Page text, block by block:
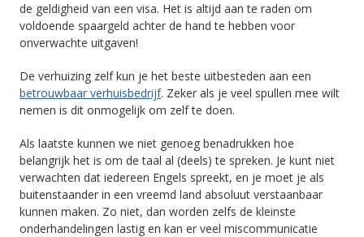
de geldigheid van een visa. Het is altijd aan te raden om
voldoende spaargeld achter de hand te hebben voor
onverwachte uitgaven!
De verhuizing zelf kun je het beste uitbesteden aan een
betrouwbaar verhuisbedrijf. Zeker als je veel spullen mee wilt
nemen is dit onmogelijk om zelf te doen.
Als laatste kunnen we niet genoeg benadrukken hoe
belangrijk het is om de taal al (deels) te spreken. Je kunt niet
verwachten dat iedereen Engels spreekt, en je moet je als
buitenstaander in een vreemd land absoluut verstaanbaar
kunnen maken. Zo niet, dan worden zelfs de kleinste
onderhandelingen lastig en kan er veel miscommunicatie